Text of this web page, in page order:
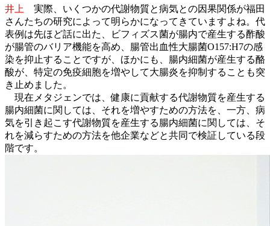
井上
実際、いくつかの代謝物質と病気との因果関係が福田
さんたちの研究によって明らかになってきていますよね。代
表例は先ほど話に出た、ビフィズス菌が腸内で産生する酢酸
が腸管のバリア機能を高め、腸管出血性大腸菌O157:H7の感
染を抑止することですが、ほかにも、腸内細菌が産生する酪
酸が、特定の免疫細胞を増やして大腸炎を抑制することも突
き止めました。
現在メタジェンでは、健康に貢献する代謝物質を産生する
腸内細菌に関しては、それを増やすための方法を、一方、病
気を引き起こす代謝物質を産生する腸内細菌に関しては、そ
れを減らすための方法を他企業などと共同で検証している段
階です。